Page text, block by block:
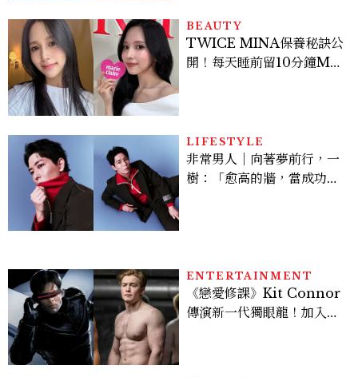
多大？
BEAUTY
TWICE MINA保養秘訣公
開！每天睡前留10分鐘ME
LIFESTYLE
非常男人｜向著夢前行，一
樹：「愈高的牆，當成功爬
ENTERTAINMENT
《戀愛修課》Kit Connor
傳演新一代獨眼龍！加入新